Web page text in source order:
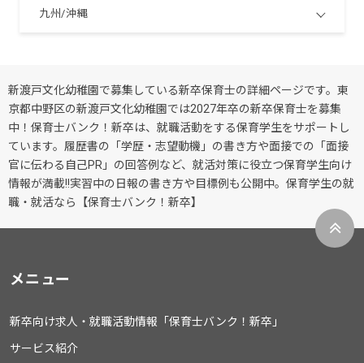
九州/沖縄
新渡戸文化幼稚園で募集している新卒保育士の詳細ページです。東
京都中野区の新渡戸文化幼稚園では2027年卒の新卒保育士を募集
中！保育士バンク！新卒は、就職活動をする保育学生をサポートし
ています。履歴書の「学歴・志望動機」の書き方や面接での「面接
官に伝わる自己PR」の回答例など、就活対策に役立つ保育学生向け
情報が満載!!実習中の日報の書き方や目標例も公開中。保育学生の就
職・就活なら【保育士バンク！新卒】
メニュー
新卒向け求人・就職活動情報「保育士バンク！新卒」
サービス紹介